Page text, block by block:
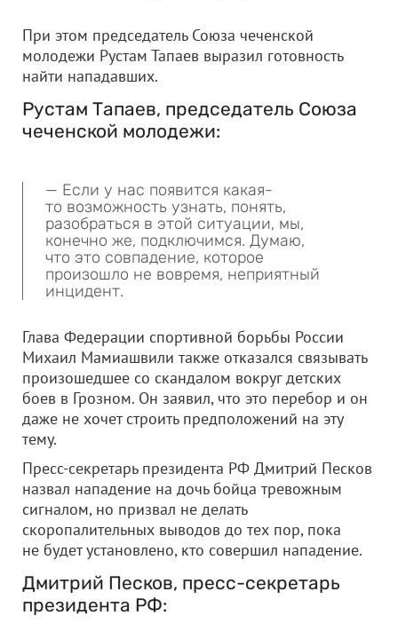
При этом председатель Союза чеченской
молодежи Рустам Тапаев выразил готовность
найти нападавших.
Рустам Тапаев, председатель Союза
чеченской молодежи:
— Если у нас появится какая-
то возможность узнать, понять,
разобраться в этой ситуации, мы,
конечно же, подключимся. Думаю,
что это совпадение, которое
произошло не вовремя, неприятный
инцидент.
Глава Федерации спортивной борьбы России
Михаил Мамиашвили также отказался связывать
произошедшее со скандалом вокруг детских
боев в Грозном. Он заявил, что это перебор и он
даже не хочет строить предположений на эту
тему.
Пресс-секретарь президента РФ Дмитрий Песков
назвал нападение на дочь бойца тревожным
сигналом, но призвал не делать
скоропалительных выводов до тех пор, пока
не будет установлено, кто совершил нападение.
Дмитрий Песков, пресс-секретарь
президента РФ: